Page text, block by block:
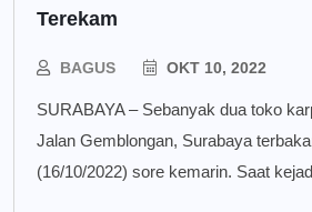
Terekam
BAGUS OKT 10, 2022
SURABAYA – Sebanyak dua toko
Jalan Gemblongan, Surabaya
(16/10/2022) sore kemarin. Saat